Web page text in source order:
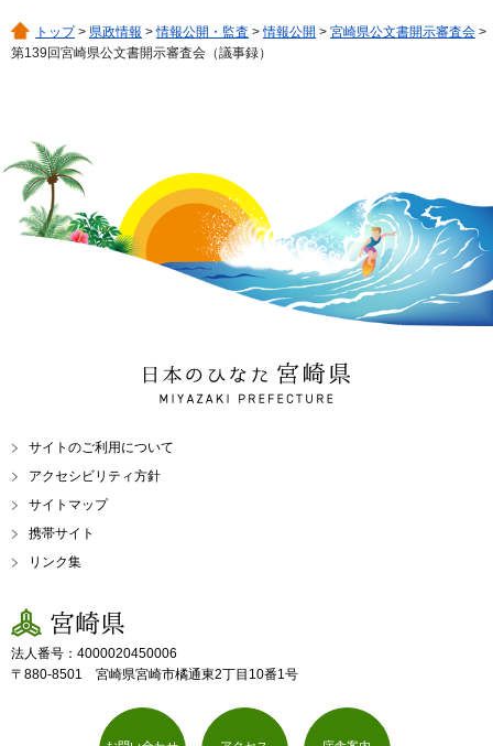
トップ> 県政情報 >情報公開・監査 >情報公開 > 宮崎県公文書開示審査会 >
第139回宮崎県公文書開示審査会（議事録）
日本のひなた 宮崎県
MIYAZAKI PREFECTURE
サイトのご利用について
アクセシビリティ方針
サイトマップ
携帯サイト
リンク集
宮崎県
法人番号：4000020450006
〒880-8501 宮崎県宮崎市橘通東2丁目10番1号